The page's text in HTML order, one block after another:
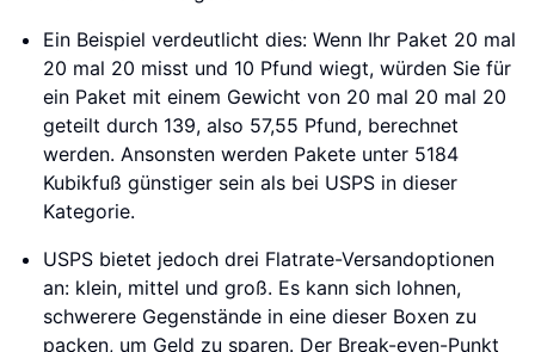
Ein Beispiel verdeutlicht dies: Wenn Ihr Paket 20 mal
20 mal 20 misst und 10 Pfund wiegt, würden Sie für
ein Paket mit einem Gewicht von 20 mal 20 mal 20
geteilt durch 139, also 57,55 Pfund, berechnet
werden. Ansonsten werden Pakete unter 5184
Kubikfuß günstiger sein als bei USPS in dieser
Kategorie.
USPS bietet jedoch drei Flatrate-Versandoptionen
an: klein, mittel und groß. Es kann sich lohnen,
schwerere Gegenstände in eine dieser Boxen zu
packen, um Geld zu sparen. Der Break-even-Punkt